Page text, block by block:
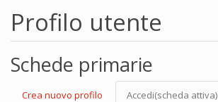
Profilo utente
Schede primarie
Crea nuovo profilo Accedi(scheda attiva)